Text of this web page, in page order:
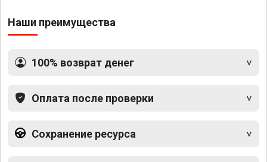
Наши преимущества
100% возврат денег
Оплата после проверки
Сохранение ресурса